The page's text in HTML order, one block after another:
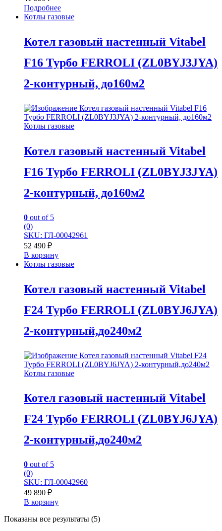
Подробнее
Котлы газовые
Котел газовый настенный Vitabel
F16 Турбо FERROLI (ZL0BYJ3JYA)
2-контурный, до160м2
Котлы газовые
Котел газовый настенный Vitabel
F16 Турбо FERROLI (ZL0BYJ3JYA)
2-контурный, до160м2
0 out of 5
(0)
SKU: ГЛ-00042961
52 490 ₽
В корзину
Котлы газовые
Котел газовый настенный Vitabel
F24 Турбо FERROLI (ZL0BYJ6JYA)
2-контурный,до240м2
Котлы газовые
Котел газовый настенный Vitabel
F24 Турбо FERROLI (ZL0BYJ6JYA)
2-контурный,до240м2
0 out of 5
(0)
SKU: ГЛ-00042960
49 890 ₽
В корзину
Показаны все результаты (5)